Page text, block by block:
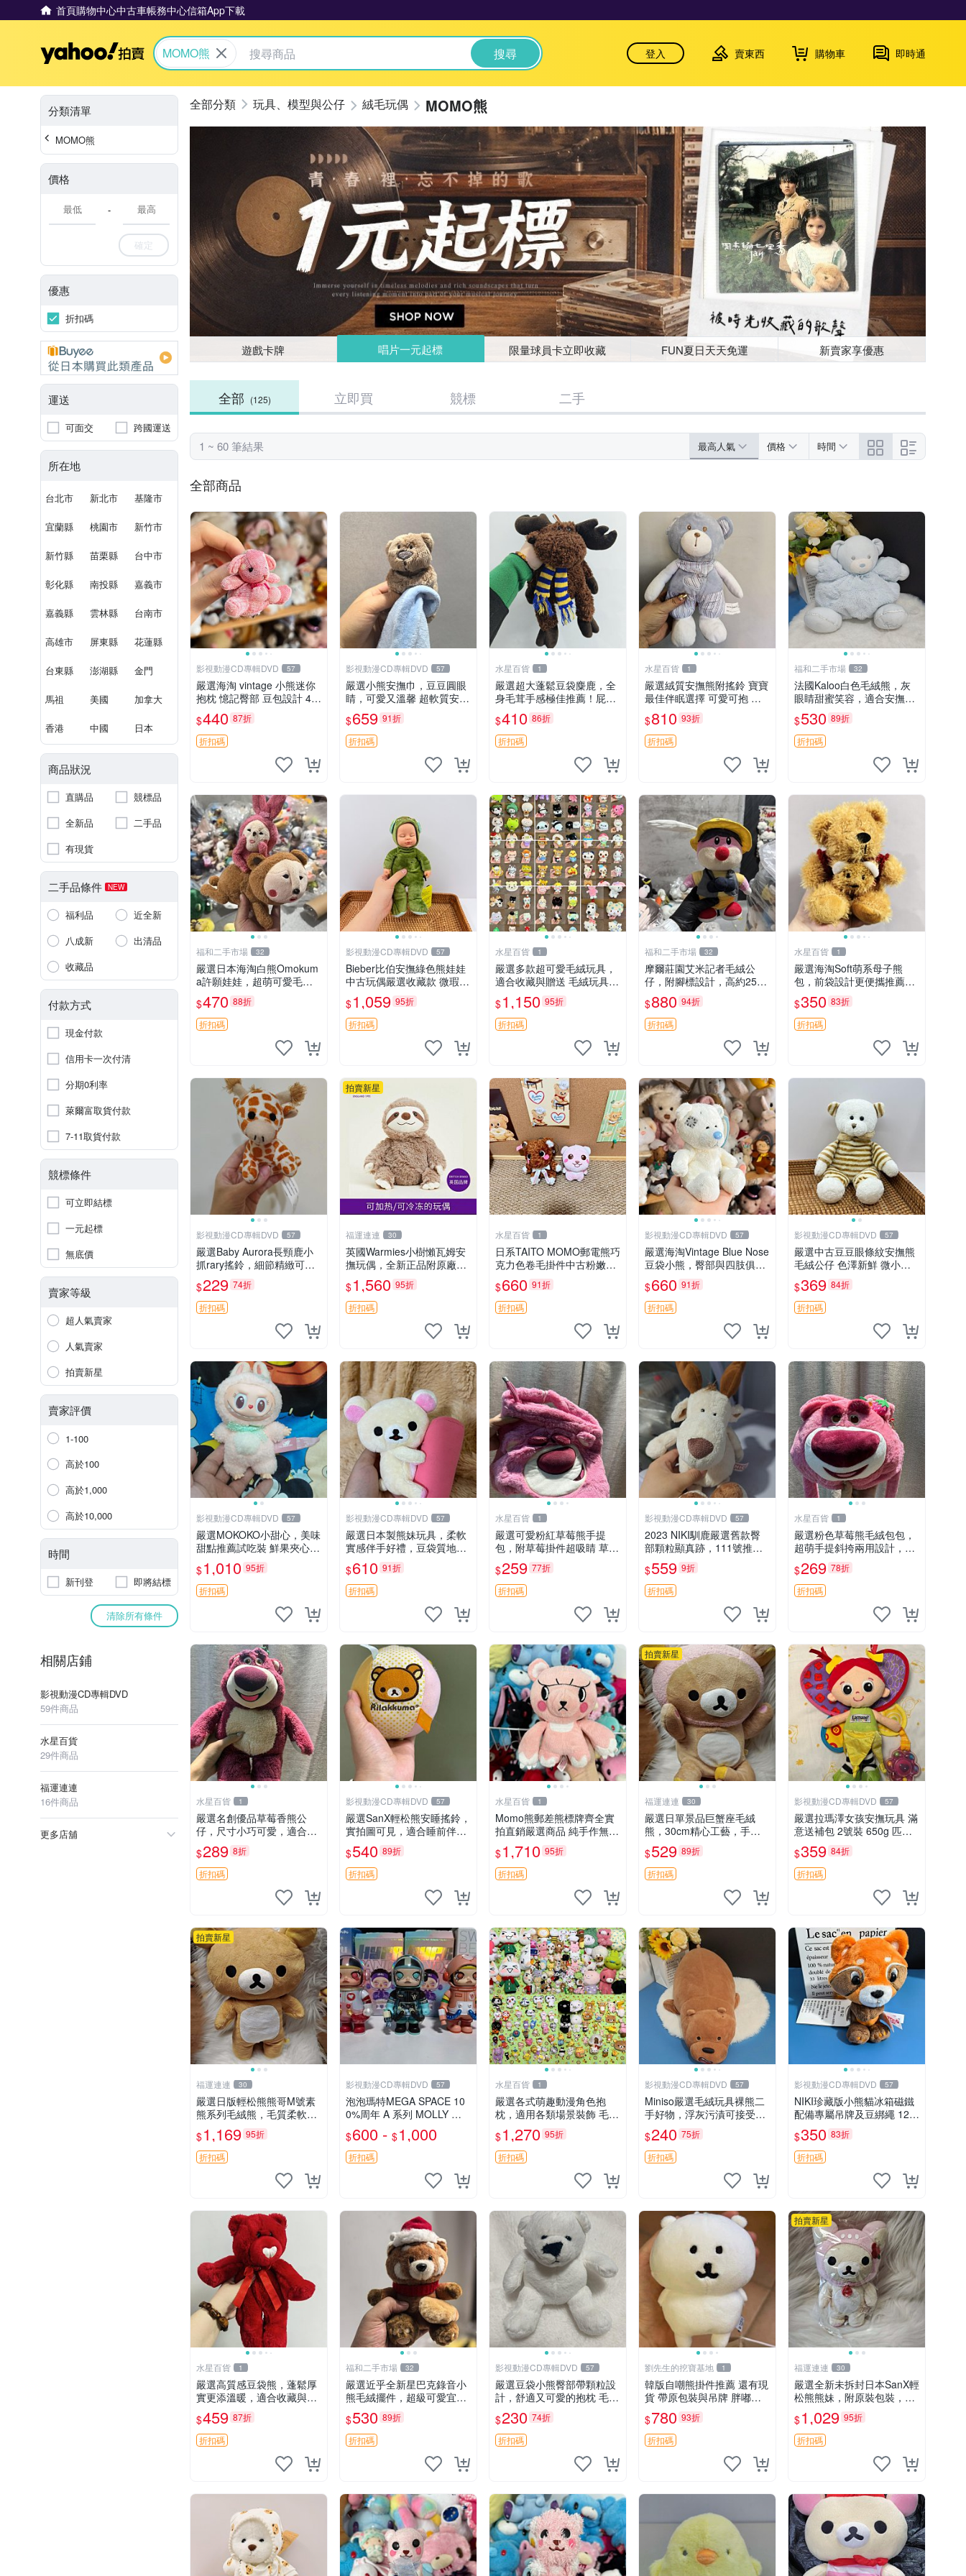
首頁購物中心中古車帳務中心信箱App下載
Yahoo拍賣
MOMO熊 搜尋 登入 賣東西 購物車 即時通
分類清單
MOMO熊
價格
-
確定
優惠
折扣碼
運送
可面交 跨國運送
所在地
台北市 新北市 基隆市
宜蘭縣 桃園市 新竹市
新竹縣 苗栗縣 台中市
彰化縣 南投縣 嘉義市
嘉義縣 雲林縣 台南市
高雄市 屏東縣 花蓮縣
台東縣 澎湖縣 金門
馬祖 美國 加拿大
香港 中國 日本
商品狀況
直購品
競標品
全新品
二手品
有現貨
二手品條件 NEW
福利品
近全新
八成新
出清品
收藏品
付款方式
現金付款
信用卡一次付清
分期0利率
萊爾富取貨付款
7-11取貨付款
競標條件
可立即結標
一元起標
無底價
賣家等級
超人氣賣家
人氣賣家
拍賣新星
賣家評價
1-100
高於100
高於1,000
高於10,000
時間
新刊登 即將結標
清除所有條件
相關店鋪
影視動漫CD專輯DVD
59件商品
水星百貨
29件商品
福運連連
16件商品
更多店舖
玩具、模型與公仔 絨毛玩偶 MOMO熊
遊戲卡牌 唱片一元起標 限量球員卡立即收藏 FUN夏日天天免運 新賣家享優惠
全部 (125) 立即買 競標 二手
1 ~ 60 筆結果 最高人氣 價格 時間
全部商品
影視動漫CD專輯DVD 57
嚴選海淘 vintage 小熊迷你
抱枕 憶記臀部 豆包設計 4c
m 高 推薦收藏 迷你豆包小
熊、高臀部、豆袋抱枕
$440 87折
折扣碼
影視動漫CD專輯DVD 57
嚴選小熊安撫巾，豆豆圓眼
睛，可愛又溫馨 超軟質安撫
巾，豆豆設計，哄睡好幫手
約克豆豆眼安撫巾 數碼豆豆
眼
$659 91折
折扣碼
水星百貨 1
嚴選超大蓬鬆豆袋麋鹿，全
身毛茸手感極佳推薦！屁股
與四肢填充均勻，適合收藏
與孩童共賞。 麋鹿 豆袋 毛
茸玩具
$410 86折
折扣碼
水星百貨 1
嚴選絨質安撫熊附搖鈴 寶寶
最佳伴眠選擇 可愛可抱 絨
毛玩具 安撫熊 嬰兒用
$810 93折
折扣碼
福和二手市場 32
法國Kaloo白色毛絨熊，灰
眼睛甜蜜笑容，適合安撫逗
趣可愛，柔軟面料手感佳。
14 白色安撫熊 毛絨玩具 寶
寶逗樂具
$530 89折
折扣碼
福和二手市場 32
嚴選日本海淘白熊Omokum
a許願娃娃，超萌可愛毛絨
公仔推薦收藏 白熊 Omoku
ma 毛絨玩具 偽裝娃娃 玩具
擺飾
$470 88折
折扣碼
影視動漫CD專輯DVD 57
Bieber比伯安撫綠色熊娃娃
中古玩偶嚴選收藏款 微瑕輕
度使用 Bieber綠熊娃娃 中
古玩偶 微瑕
$1,059 95折
折扣碼
水星百貨 1
嚴選多款超可愛毛絨玩具，
適合收藏與贈送 毛絨玩具、
抱枕、公仔
$1,150 95折
折扣碼
福和二手市場 32
摩爾莊園艾米記者毛絨公
仔，附腳標設計，高約25公
分，全新未拆封，限量珍
藏。艾米記者 毛絨公仔 超
萌玩偶
$880 94折
折扣碼
水星百貨 1
嚴選海淘Soft萌系母子熊
包，前袋設計更便攜推薦收
藏 母子熊 軟綿綿 包包
$350 83折
折扣碼
影視動漫CD專輯DVD 57
嚴選Baby Aurora長頸鹿小
抓rary搖鈴，細節精緻可聆
聽清脆鈴音 軟萌可愛 定制
紀念 金屬搖鈴 新手媽咪推
薦 長頸鹿 抓rary 搖鈴
$229 74折
折扣碼
拍賣新星
福運連連 30
英國Warmies小樹懶瓦姆安
撫玩偶，全新正品附原廠吊
牌與防塵袋，內藏薰衣草可
加熱，適合各個年齡層，冷
暖兩用享受抱抱樂趣，不容
錯過嚴選好物 溫暖 冷感
$1,560 95折
折扣碼
水星百貨 1
日系TAITO MOMO郵電熊巧
克力色卷毛掛件中古粉嫩玩
偶微瑕推薦 postpet momo
郵電熊 中古玩偶
$660 91折
折扣碼
影視動漫CD專輯DVD 57
嚴選海淘Vintage Blue Nose
豆袋小熊，臀部與四肢俱
全，坐高11公分，附原盒與
吊牌收藏。藍鼻子小熊，值
得擁有 玩具 憶熊
$660 91折
折扣碼
影視動漫CD專輯DVD 57
嚴選中古豆豆眼條紋安撫熊
毛絨公仔 色澤新鮮 微小瑕
疵可收藏 中古 安撫熊 條紋
公仔
$369 84折
折扣碼
影視動漫CD專輯DVD 57
嚴選MOKOKO小甜心，美味
甜點推薦試吃裝 鮮果夾心糖
果，甜蜜滋味享不停 薄荷草
莓 奶油心 60粒 mini小甜心
糖果，水果味夾心零食裝 心
形糖果 60
$1,010 95折
折扣碼
影視動漫CD專輯DVD 57
嚴選日本製熊妹玩具，柔軟
實感伴手好禮，豆袋質地手
感佳，抱枕小熊 recom 推薦
白色豆袋 玩具
$610 91折
折扣碼
水星百貨 1
嚴選可愛粉紅草莓熊手提
包，附草莓掛件超吸睛 草莓
熊手提包 草莓掛件 可愛port
unese
$259 77折
折扣碼
影視動漫CD專輯DVD 57
2023 NIKI馴鹿嚴選舊款臀
部顆粒顯真跡，111號推薦
珍藏品 馴鹿 舊款 尾巴顆粒
$559 9折
折扣碼
水星百貨 1
嚴選粉色草莓熊毛絨包包，
超萌手提斜挎兩用設計，成
色上佳容量大 粉紅草莓 毛
絨包 超大容量
$269 78折
折扣碼
水星百貨 1
嚴選名創優品草莓香熊公
仔，尺寸小巧可愛，適合收
藏賞玩 30cm 玩具 公仔 草
莓熊
$289 8折
折扣碼
影視動漫CD專輯DVD 57
嚴選SanX輕松熊安睡搖鈴，
實拍圖可見，適合睡前伴
侶， Picks安撫好物 0325
懸吊 電腦
$540 89折
折扣碼
水星百貨 1
Momo熊郵差熊標牌齊全實
拍直銷嚴選商品 純手作無修
圖可收藏 郵差熊 Momo熊
標牌 商品
$1,710 95折
折扣碼
拍賣新星
福運連連 30
嚴選日單景品巨蟹座毛絨
熊，30cm精心工藝，手感
軟糯推薦收藏送人 巨蟹座
毛絨玩具 精緻做工
$529 89折
折扣碼
影視動漫CD專輯DVD 57
嚴選拉瑪澤女孩安撫玩具 滿
意送補包 2號裝 650g 匹配
嬰幼童舒壓好伴侶 女孩專用
安心選擇 安撫玩偶 衝包 玩
具
$359 84折
折扣碼
拍賣新星
福運連連 30
嚴選日版輕松熊熊哥M號素
熊系列毛絨熊，毛質柔軟，
精緻可愛，尺寸35cm，保
存狀態優異。收藏或贈送皆
為佳選。 中古 毛絨熊 毛玩
偶
$1,169 95折
折扣碼
影視動漫CD專輯DVD 57
泡泡瑪特MEGA SPACE 10
0%周年 A 系列 MOLLY 權
威隱藏款 嚴選薄荷巧克力色
80年代風味 權威推薦 合適
收藏
$600 - $1,000
折扣碼
水星百貨 1
嚴選各式萌趣動漫角色抱
枕，適用各類場景裝飾 毛絨
玩具、卡通抱枕、趣味玩偶
$1,270 95折
折扣碼
影視動漫CD專輯DVD 57
Miniso嚴選毛絨玩具裸熊二
手好物，浮灰污漬可接受。
請詳閱照片再下單，售出不
退不換。全新品相收藏推
薦。 裸熊 毛絨玩具 收藏
$240 75折
折扣碼
影視動漫CD專輯DVD 57
NIKI珍藏版小熊貓冰箱磁鐵
配備專屬吊牌及豆綁繩 12c
m 廢品嚴選 好評推薦 小熊
貓冰箱貼 磁鐵掛件 冰箱飾
品
$350 83折
折扣碼
水星百貨 1
嚴選高質感豆袋熊，蓬鬆厚
實更添溫暖，適合收藏與休
憩。前胸填充飽滿，背部亦
具優雅設計。 豆袋熊 保暖
溫柔 蓬松
$459 87折
折扣碼
福和二手市場 32
嚴選近乎全新星巴克錄音小
熊毛絨擺件，超級可愛宜贈
送掛飾 錄音小熊 毛絨擺件
贈品
$530 89折
折扣碼
影視動漫CD專輯DVD 57
嚴選豆袋小熊臀部帶顆粒設
計，舒適又可愛的抱枕 毛絨
抱枕、臀部按摩、坐墊
$230 74折
折扣碼
劉先生的挖寶基地 1
韓版自嘲熊掛件推薦 還有現
貨 帶原包裝與吊牌 胖嘟嘟
超可愛 毛絨手感佳 小熊掛
件 自嘲抱枕 小熊抱枕
$780 93折
折扣碼
拍賣新星
福運連連 30
嚴選全新未拆封日本SanX輕
松熊熊妹，附原裝包裝，毛
絨質地極佳，細膩可愛，推
薦收藏兼送禮，適合女性好
友或家人，限量釋出。鬆
熊、熊玩偶、收藏品
$1,029 95折
折扣碼